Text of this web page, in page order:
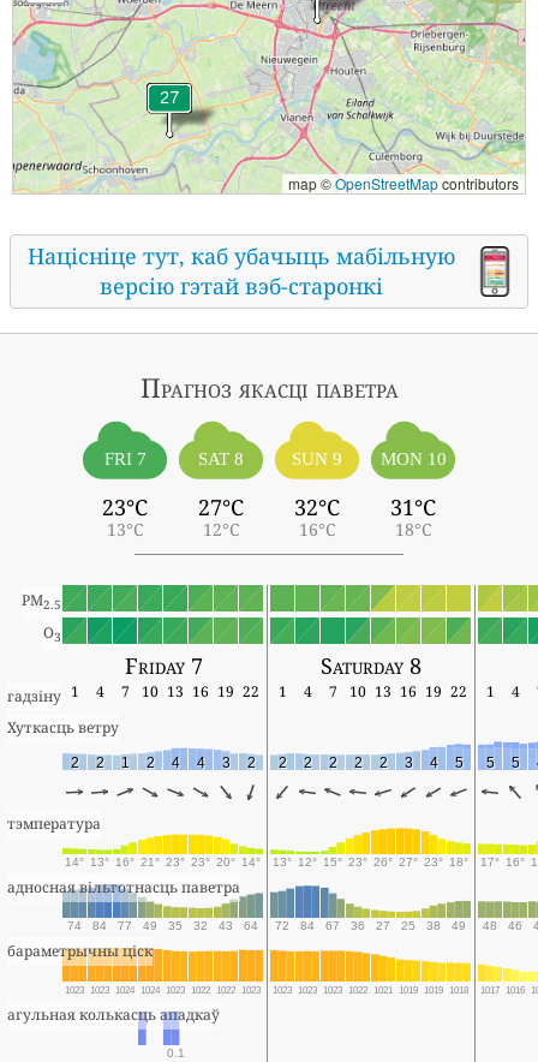
map ©OpenStreetMapcontributors
Націсніце тут, каб убачыць мабільную
версію гэтай вэб-старонкі
Прагноз якасці паветра
FRI 7
23°C
13°C
SAT 8
27°C
12°C
SUN 9
32°C
16°C
MON 10
31°C
18°C
PM2.5
O3
Friday 7 Saturday 8
гадзіну 1 4 7 10 13 16 19 22 1 4 7 10 13 16 19 22 1 4
Хуткасць ветру
2 2 1 2 4 4 3 2 2 2 2 2 2 3 4 5 5 5
тэмпература
14° 13° 16° 21° 23° 23° 20° 14° 13° 12° 15° 23° 26° 27° 23° 18° 17° 16°
адносная вільготнасць паветра
74 84 77 49 35 32 43 64 72 84 67 36 27 25 38 49 48 46
бараметрычны ціск
1023 1023 1024 1024 1023 1022 1022 1023 1023 1023 1023 1022 1021 1019 1019 1018 1017 1016
агульная колькасць ападкаў
0.1